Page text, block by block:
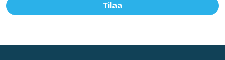
Tilaa